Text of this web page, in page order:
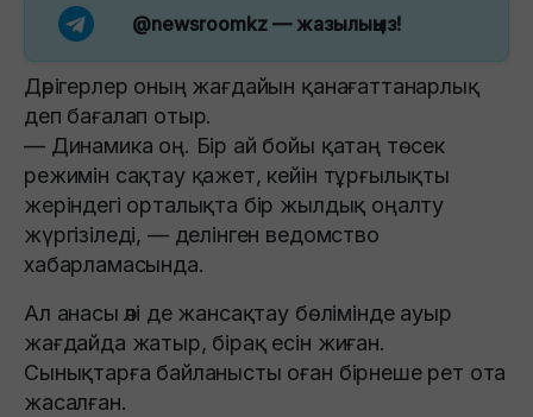
@newsroomkz — жазылыңыз!
Дәрігерлер оның жағдайын қанағаттанарлық
деп бағалап отыр.
— Динамика оң. Бір ай бойы қатаң төсек
режимін сақтау қажет, кейін тұрғылықты
жеріндегі орталықта бір жылдық оңалту
жүргізіледі, — делінген ведомство
хабарламасында.
Ал анасы әлі де жансақтау бөлімінде ауыр
жағдайда жатыр, бірақ есін жиған.
Сынықтарға байланысты оған бірнеше рет ота
жасалған.